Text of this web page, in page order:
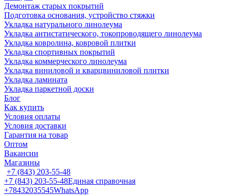
Демонтаж старых покрытий
Подготовка основания, устройство стяжки
Укладка натурального линолеума
Укладка антистатического, токопроводящего линолеума
Укладка ковролина, ковровой плитки
Укладка спортивных покрытий
Укладка коммерческого линолеума
Укладка виниловой и кварцвиниловой плитки
Укладка ламината
Укладка паркетной доски
Блог
Как купить
Условия оплаты
Условия доставки
Гарантия на товар
Оптом
Вакансии
Магазины
+7 (843) 203-55-48
+7 (843) 203-55-48Единая справочная
+78432035545WhatsApp